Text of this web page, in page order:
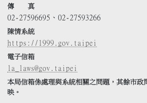
傳 真
02-27596695、02-27593266
陳情系統
https://1999.gov.taipei
電子信箱
la_laws@gov.taipei
本局信箱係處理與系統相關之問題，其餘市政
映。